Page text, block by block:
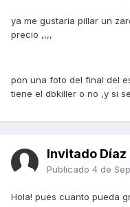
ya me gustaria pillar un
precio ,,,,
pon una foto del final del
tiene el dbkiller o no ,y si
Invitado Díaz
Publicado 4 de
Hola! pues cuanto pueda